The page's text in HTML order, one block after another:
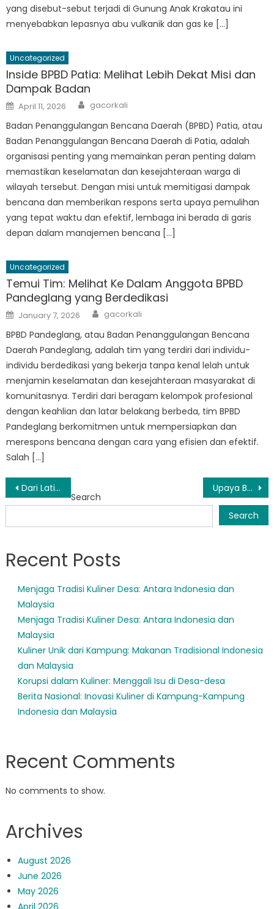
yang disebut-sebut terjadi di Gunung Anak Krakatau ini
menyebabkan lepasnya abu vulkanik dan gas ke […]
Uncategorized
Inside BPBD Patia: Melihat Lebih Dekat Misi dan
Dampak Badan
Posted
on
April 11, 2026 Author
gacorkali
Badan Penanggulangan Bencana Daerah (BPBD) Patia, atau
Badan Penanggulangan Bencana Daerah di Patia, adalah
organisasi penting yang memainkan peran penting dalam
memastikan keselamatan dan kesejahteraan warga di
wilayah tersebut. Dengan misi untuk memitigasi dampak
bencana dan memberikan respons serta upaya pemulihan
yang tepat waktu dan efektif, lembaga ini berada di garis
depan dalam manajemen bencana […]
Uncategorized
Temui Tim: Melihat Ke Dalam Anggota BPBD
Pandeglang yang Berdedikasi
Posted
on
January 7, 2026 Author
gacorkali
BPBD Pandeglang, atau Badan Penanggulangan Bencana
Daerah Pandeglang, adalah tim yang terdiri dari individu-
individu berdedikasi yang bekerja tanpa kenal lelah untuk
menjamin keselamatan dan kesejahteraan masyarakat di
komunitasnya. Terdiri dari beragam kelompok profesional
dengan keahlian dan latar belakang berbeda, tim BPBD
Pandeglang berkomitmen untuk mempersiapkan dan
merespons bencana dengan cara yang efisien dan efektif.
Salah […]
Post
navigation
Dari Latihan hingga Sosialisasi ke Masyarakat: Dalam Karya BPBD Cigeulis Upaya BPBD Carita Membangun Masyarakat Tangguh
Search
Search
Recent Posts
Menjaga Tradisi Kuliner Desa: Antara Indonesia dan
Malaysia
Menjaga Tradisi Kuliner Desa: Antara Indonesia dan
Malaysia
Kuliner Unik dari Kampung: Makanan Tradisional Indonesia
dan Malaysia
Korupsi dalam Kuliner: Menggali Isu di Desa-desa
Berita Nasional: Inovasi Kuliner di Kampung-Kampung
Indonesia dan Malaysia
Recent Comments
No comments to show.
Archives
August 2026
June 2026
May 2026
April 2026